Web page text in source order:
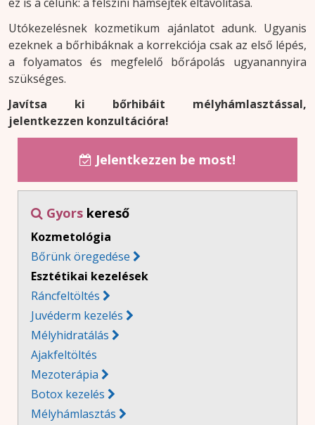
Utókezelésnek kozmetikum ajánlatot adunk. Ugyanis
ezeknek a bőrhibáknak a korrekciója csak az első lépés,
a folyamatos és megfelelő bőrápolás ugyanannyira
szükséges.
Javítsa ki bőrhibáit mélyhámlasztással,
jelentkezzen konzultációra!
 Jelentkezzen be most!
 Gyorskereső
Kozmetológia
Bőrünk öregedése
Esztétikai kezelések
Ráncfeltöltés
Juvéderm kezelés
Mélyhidratálás
Ajakfeltöltés
Mezoterápia 
Botox kezelés 
Mélyhámlasztás